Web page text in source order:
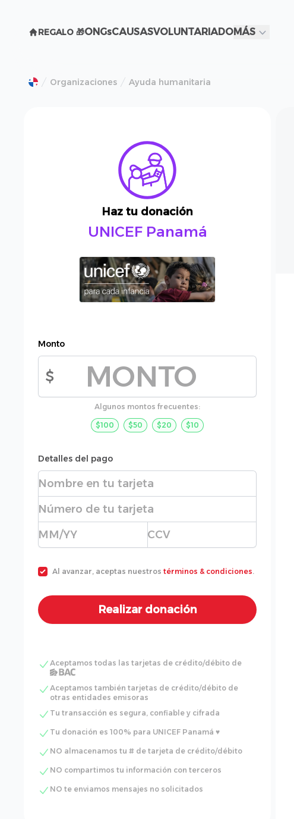
REGALO 🎁ONGsCAUSASVOLUNTARIADOMÁS
Organizaciones Ayuda humanitaria
Haz tu donación
UNICEF Panamá
Monto
Monto de la donación
$
Algunos montos frecuentes:
$100 $50 $20 $10
Detalles del pago
Nombre completo
Número de tarjeta
Fecha de expiración CVC
Al avanzar, aceptas nuestros términos & condiciones.
Aceptamos todas las tarjetas de crédito/débito de
Aceptamos también tarjetas de crédito/débito de
otras entidades emisoras
Tu transacción es segura, confiable y cifrada
Tu donación es 100% para UNICEF Panamá ♥
NO almacenamos tu # de tarjeta de crédito/débito
NO compartimos tu información con terceros
NO te enviamos mensajes no solicitados